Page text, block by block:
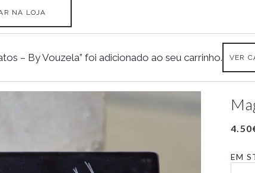
NA LOJA
– By Vouzela” foi adicionado ao seu carrinho. VER
4.50
EM